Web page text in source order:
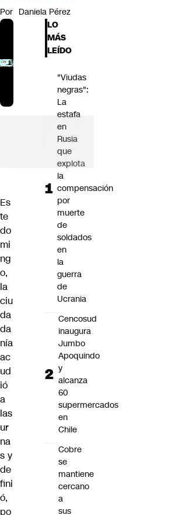
Por Daniela Pérez
Es
te
do
mi
ng
o,
la
ciu
da
da
nía
ac
ud
ió
a
las
ur
na
s y
de
fini
ó,
po
LO
MÁS
LEÍDO
"Viudas
negras":
La
estafa
en
Rusia
que
explota
la
compensación
por
muerte
de
soldados
en
la
guerra
de
Ucrania
Cencosud
inaugura
Jumbo
Apoquindo
y
alcanza
60
supermercados
en
Chile
Cobre
se
mantiene
cercano
a
sus